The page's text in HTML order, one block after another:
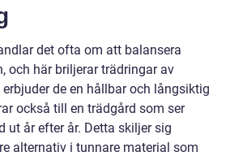
det ofta om att balansera
och här briljerar trädringar av
de en hållbar och långsiktig
också till en trädgård som ser
ut år efter år. Detta skiljer sig
alternativ i tunnare material som